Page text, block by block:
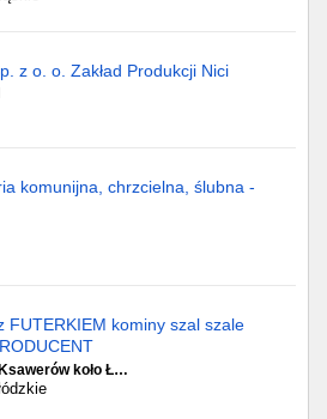
z o. o. Zakład Produkcji Nici
komunijna, chrzcielna, ślubna -
FUTERKIEM kominy szal szale
Ksawerów koło Ł…